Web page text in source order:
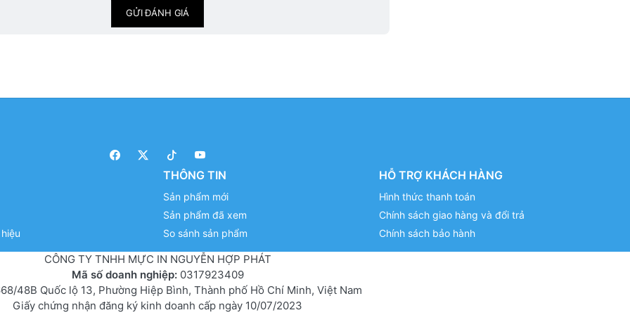
GỬI ĐÁNH GIÁ
THÔNG TIN
Sản phẩm mới
Sản phẩm đã xem
So sánh sản phẩm
HỖ TRỢ KHÁCH HÀNG
Hình thức thanh toán
Chính sách giao hàng và đổi trả
Chính sách bảo hành
CÔNG TY TNHH MỰC IN NGUYỄN HỢP PHÁT
Mã số doanh nghiệp: 0317923409
48B Quốc lộ 13, Phường Hiệp Bình, Thành phố Hồ Chí Minh, Việt Nam
Giấy chứng nhận đăng ký kinh doanh cấp ngày 10/07/2023